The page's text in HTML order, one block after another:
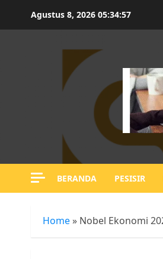
Agustus 8, 2026 05:34:58
BERANDA PESISIR
Home » Nobel Ekonomi